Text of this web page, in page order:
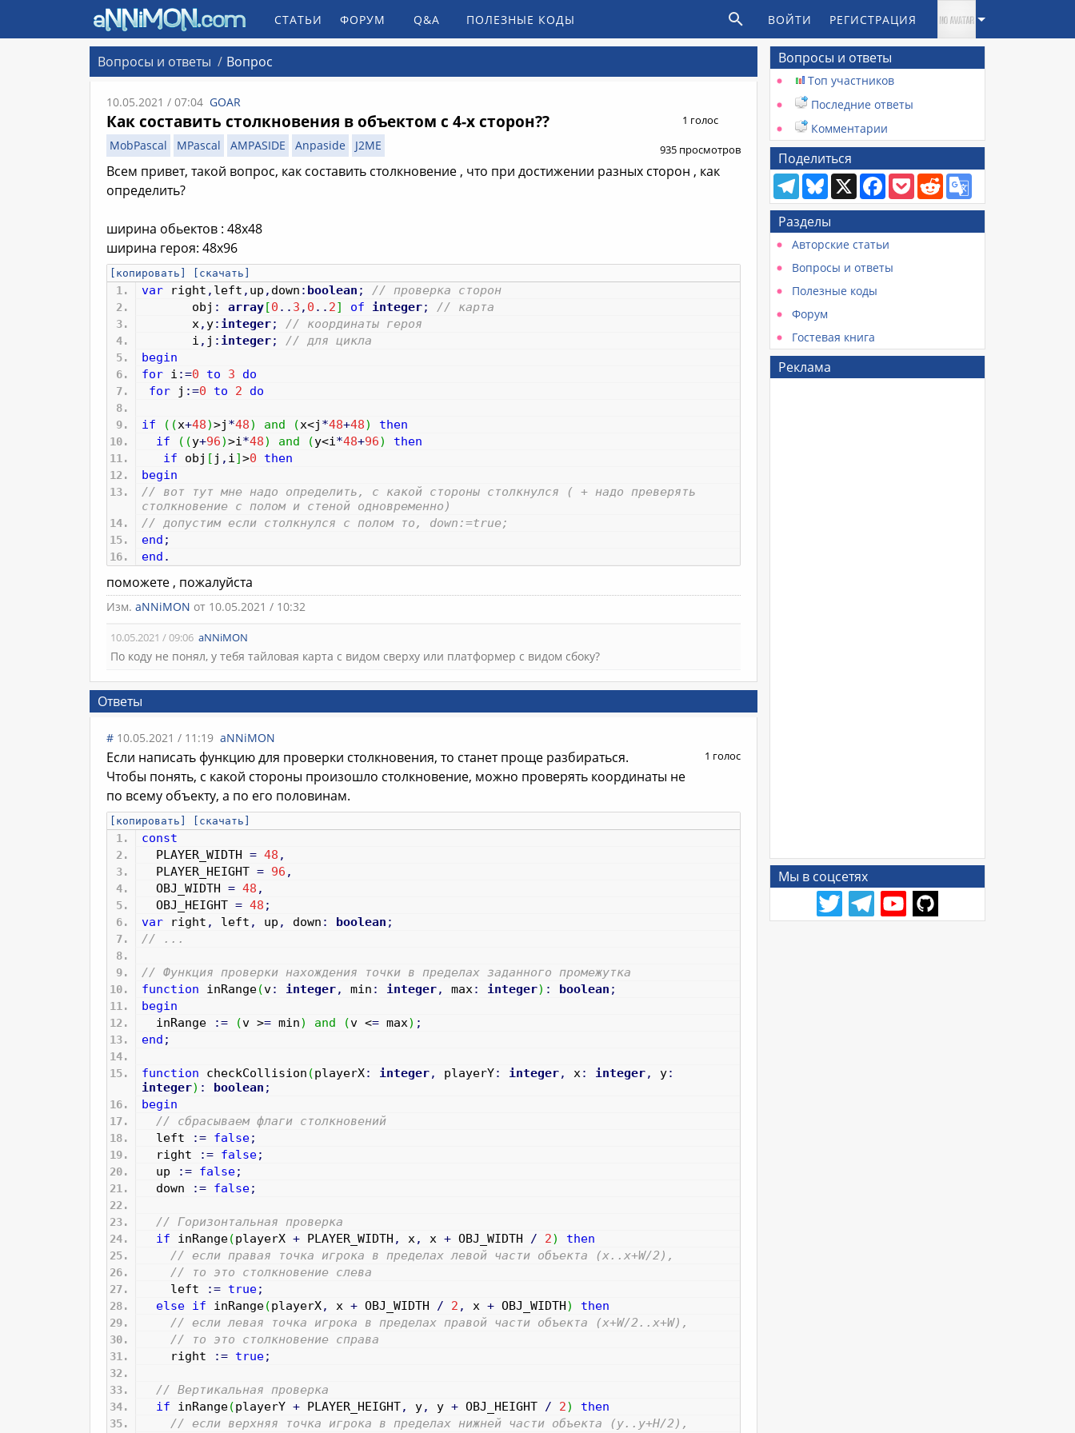
СТАТЬИ ФОРУМ Q&A ПОЛЕЗНЫЕ КОДЫ ВОЙТИ РЕГИСТРАЦИЯ
Вопросы и ответы Вопрос
1 голос
935 просмотров
10.05.2021 / 07:04 GOAR
Как составить столкновения в объектом с 4-х сторон??
MobPascal MPascal AMPASIDE Anpaside J2ME
Всем привет, такой вопрос, как составить столкновение , что при достижении разных сторон , как
определить?
ширина обьектов : 48х48
ширина героя: 48х96
[копировать] [скачать]
var right , left , up , down : boolean ;
// проверка сторон
obj : array[0 .. 3 , 0 .. 2] of integer;
// карта
x, y: integer;
// координаты героя
i , j : integer;
// для цикла
begin
for i :=0 to 3
do
for j :=0 to 2 do
if ( (x+48)>j *48) and (x<j *48+48)
then
if
( (y+96)>i*48) and (y<i*48+96)
then
if obj [ j , i]>0
then
begin
// вот тут мне надо определить, с какой стороны столкнулся ( + надо преверять
столкновение с полом и стеной одновременно)
// допустим если столкнулся с полом то, down:=true;
end ;
end .
поможете , пожалуйста
Изм. aNNiMON от 10.05.2021 / 10:32
10.05.2021 / 09:06 aNNiMON
По коду не понял, у тебя тайловая карта с видом сверху или платформер с видом сбоку?
Ответы
1 голос
# 10.05.2021 / 11:19 aNNiMON
Если написать функцию для проверки столкновения, то станет проще разбираться.
Чтобы понять, с какой стороны произошло столкновение, можно проверять координаты не
по всему объекту, а по его половинам.
[копировать] [скачать]
const
PLAYER_WIDTH = 48 ,
PLAYER_HEIGHT = 96 ,
OBJ_WIDTH = 48 ,
OBJ_HEIGHT = 48 ;
var right , left , up , down : boolean ;
// ...
// Функция проверки нахождения точки в пределах заданного промежутка
function inRange(v: integer, min : integer, max: integer) : boolean ;
begin
inRange
:= (v >= min) and (v <= max) ;
end ;
function checkCollision (playerX: integer, playerY: integer, x: integer, y:
integer) : boolean ;
begin
// сбрасываем флаги столкновений
left
:= false;
right
:= false;
up
:= false;
down
:= false;
// Горизонтальная проверка
if inRange(playerX + PLAYER_WIDTH , x, x + OBJ_WIDTH / 2)
then
// если правая точка игрока в пределах левой части объекта (x..x+W/2),
// то это столкновение слева
left
:= true;
else if inRange(playerX, x + OBJ_WIDTH / 2 , x + OBJ_WIDTH)
then
// если левая точка игрока в пределах правой части объекта (x+W/2..x+W),
// то это столкновение справа
right
:= true;
// Вертикальная проверка
if inRange(playerY + PLAYER_HEIGHT, y, y + OBJ_HEIGHT / 2)
then
// если верхняя точка игрока в пределах нижней части объекта (y..y+H/2),
Вопросы и ответы
Топ участников
Последние ответы
Комментарии
Поделиться
Telegram
Bluesky
X Facebook
PocketReddit
Разделы
Авторские статьи
Вопросы и ответы
Полезные коды
Форум
Гостевая книга
Реклама
Мы в соцсетях